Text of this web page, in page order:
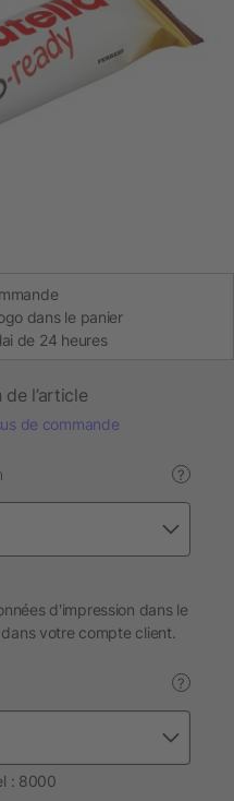
dans le panier
de 24 heures
l’article
de commande
?
d'impression dans le
votre compte client.
?
: 8000